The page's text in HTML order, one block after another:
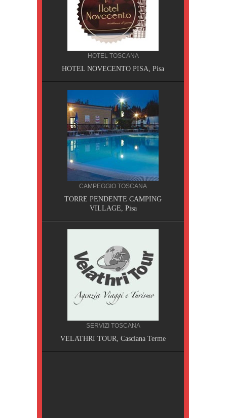
HOTEL TOSCANA
HOTEL NOVECENTO PISA, Pisa
CAMPEGGIO TOSCANA
TORRE PENDENTE CAMPING
VILLAGE, Pisa
SERVIZI TOSCANA
VELATHRI TOUR, Casciana Terme